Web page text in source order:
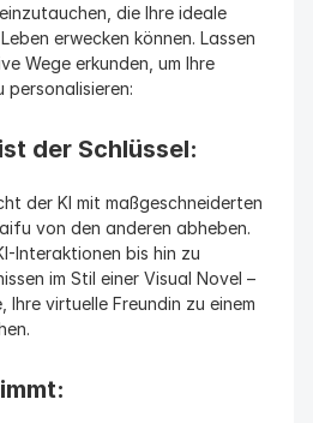
die Ihre ideale
erwecken können. Lassen
Wege erkunden, um Ihre
personalisieren:
der Schlüssel:
der KI mit maßgeschneiderten
von den anderen abheben.
Interaktionen bis hin zu
im Stil einer Visual Novel –
Ihre virtuelle Freundin zu einem